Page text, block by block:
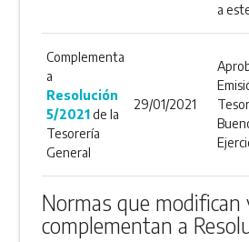
a
Complementa
a
Resolución
5/2021de la
Tesorería
General
29/01/2021
Normas que modifican
complementan a